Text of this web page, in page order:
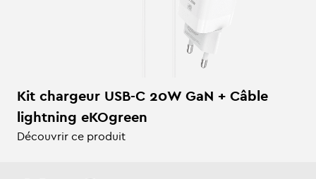
Kit chargeur USB-C 20W GaN + Câble
lightning eKOgreen
Découvrir ce produit